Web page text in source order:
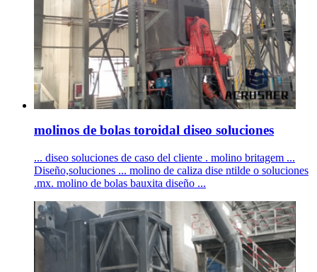
molinos de bolas toroidal diseo soluciones
... diseo soluciones de caso del cliente . molino britagem ...
Diseño,soluciones ... molino de caliza dise ntilde o soluciones
.mx. molino de bolas bauxita diseño ...